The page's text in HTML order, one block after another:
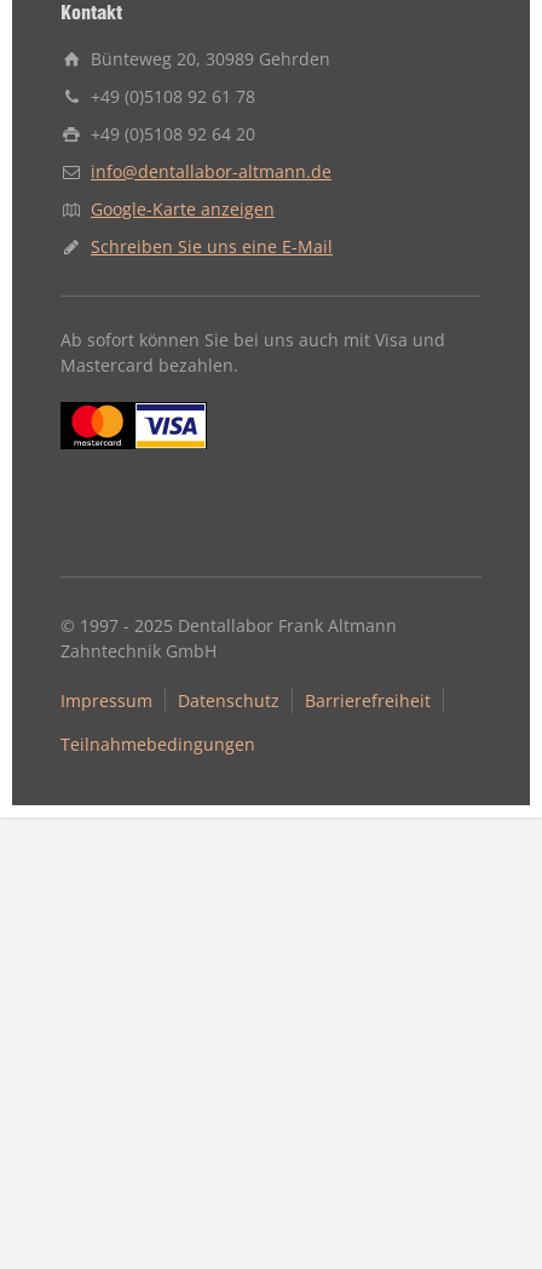
Kontakt
Bünteweg 20, 30989 Gehrden
+49 (0)5108 92 61 78
+49 (0)5108 92 64 20
info@dentallabor-altmann.de
Google-Karte anzeigen
Schreiben Sie uns eine E-Mail
Ab sofort können Sie bei uns auch mit Visa und
Mastercard bezahlen.
© 1997 - 2025 Dentallabor Frank Altmann
Zahntechnik GmbH
Impressum Datenschutz
Barrierefreiheit
Teilnahmebedingungen